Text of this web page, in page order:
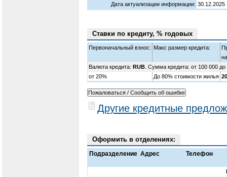
Дата актуализации информации: 30.12.2025
Ставки по кредиту, % годовых
Первоначальный взнос: Макс размер кредита:
Валюта кредита: RUB . Сумма кредита: от 100 000
от 20%
До 80% стоимости жилья
Другие кредитные
Оформить в отделениях:
Подразделение Адрес Телефон